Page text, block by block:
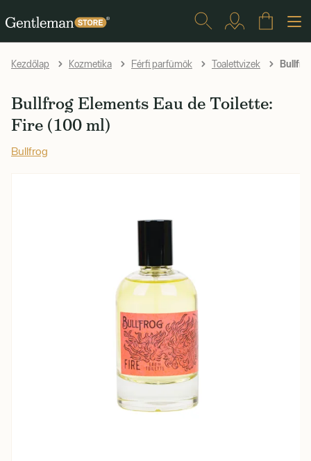
Kezdőlap Kozmetika Férfi parfümök Toalettvizek
Bullfrog Elements Eau de Toilette:
Fire (100 ml)
Bullfrog